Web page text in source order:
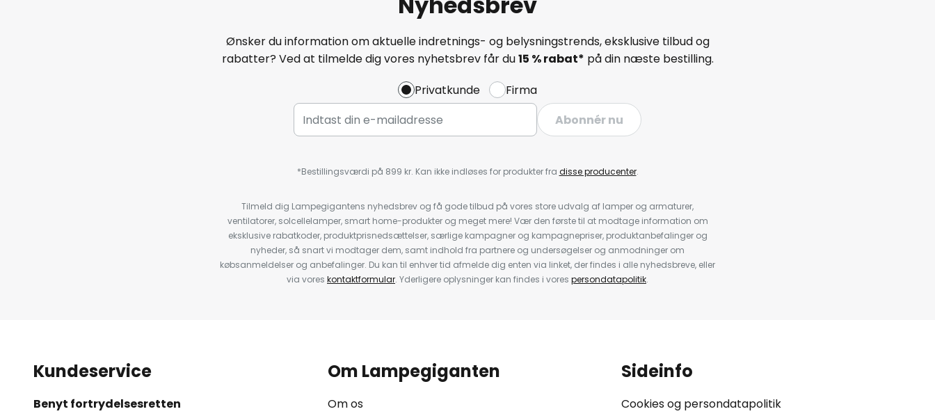
Ønsker du information om aktuelle indretnings- og belysningstrends, eksklusive tilbud og
rabatter? Ved at tilmelde dig vores nyhetsbrev får du15 % rabat* på din næste bestilling.
Privatkunde
Firma
Abonnér nu
*Bestillingsværdi på 899 kr. Kan ikke indløses for produkter fra disse producenter.
Tilmeld dig Lampegigantens nyhedsbrev og få gode tilbud på vores store udvalg af lamper og armaturer,
ventilatorer, solcellelamper, smart home-produkter og meget mere! Vær den første til at modtage information om
eksklusive rabatkoder, produktprisnedsættelser, særlige kampagner og kampagnepriser, produktanbefalinger og
nyheder, så snart vi modtager dem, samt indhold fra partnere og undersøgelser og anmodninger om
købsanmeldelser og anbefalinger. Du kan til enhver tid afmelde dig enten via linket, der findes i alle nyhedsbreve, eller
via vores kontaktformular. Yderligere oplysninger kan findes i vores persondatapolitik.
Kundeservice
Benyt fortrydelsesretten
Om Lampegiganten
Om os
Sideinfo
Cookies og persondatapolitik